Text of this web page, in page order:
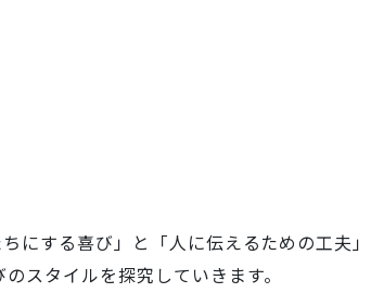
にする喜び」と「人に伝えるための工夫
スタイルを探究していきます。